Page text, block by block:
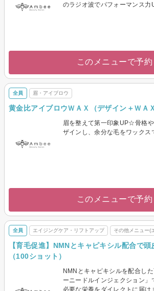
のラジオ波でパフォーマンス力
このメニューで予約
全員 眉・アイブロウ
黄金比アイブロウＷＡＸ（デザイン＋ＷＡＸ
眉を整えて第一印象UP☆骨格
ザインし、余分な毛をワックス
このメニューで予約
全員 エイジングケア・リフトアップ その他メニュー(
【育毛促進】NMNとキャピキシル配合で
（100ショット）
NMNとキャピキシルを配合し
ーニードルインジェクション」
必要な栄養をダイレクトに届け